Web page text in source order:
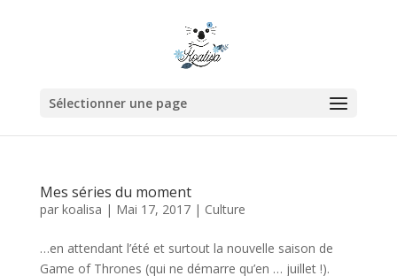
Sélectionner une page
Mes séries du moment
par koalisa | Mai 17, 2017| Culture
…en attendant l’été et surtout la nouvelle saison de
Game of Thrones (qui ne démarre qu’en … juillet !).